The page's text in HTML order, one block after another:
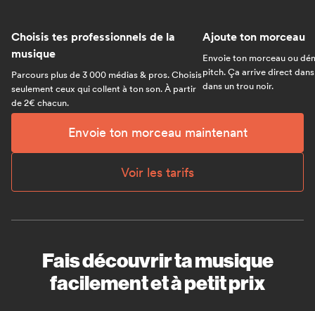
Choisis tes professionnels de la
musique
Parcours plus de 3 000 médias & pros. Choisis
seulement ceux qui collent à ton son. À partir
de 2€ chacun.
Ajoute ton morceau
Envoie ton morceau ou
pitch. Ça arrive direct
dans un trou noir.
Envoie ton morceau maintenant
Voir les tarifs
Fais découvrir ta musique
facilement et à petit prix